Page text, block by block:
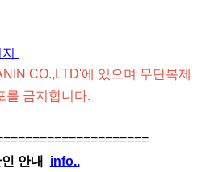
CO.,LTD'에 있으며 무단복제
를 금지합니다.
안내
info..